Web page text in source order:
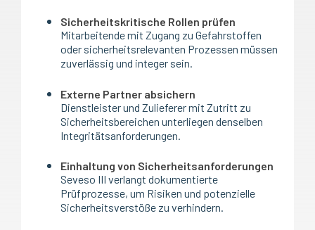
Sicherheitskritische Rollen prüfen
Mitarbeitende mit Zugang zu Gefahrstoffen
oder sicherheitsrelevanten Prozessen müssen
zuverlässig und integer sein.
Externe Partner absichern
Dienstleister und Zulieferer mit Zutritt zu
Sicherheitsbereichen unterliegen denselben
Integritätsanforderungen.
Einhaltung von Sicherheitsanforderungen
Seveso III verlangt dokumentierte
Prüfprozesse, um Risiken und potenzielle
Sicherheitsverstöße zu verhindern.